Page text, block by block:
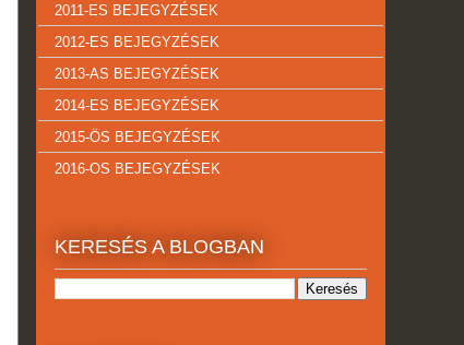
2011-ES BEJEGYZÉSEK
2012-ES BEJEGYZÉSEK
2013-AS BEJEGYZÉSEK
2014-ES BEJEGYZÉSEK
2015-ÖS BEJEGYZÉSEK
2016-OS BEJEGYZÉSEK
KERESÉS A BLOGBAN